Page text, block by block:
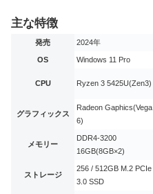
主な特徴
発売 2024年
OS Windows 11 Pro
CPU Ryzen 3 5425U(Zen3)
グラフィックス
Radeon Gaphics(Vega
6)
メモリー
DDR4-3200
16GB(8GB×2)
ストレージ
256 / 512GB M.2 PCIe
3.0 SSD